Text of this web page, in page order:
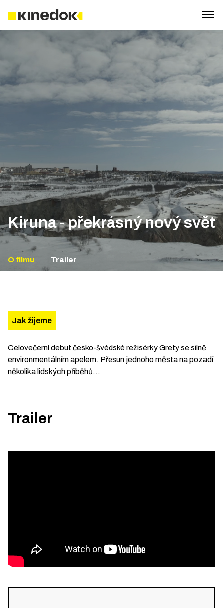
Kiruna - překrásný nový svět
O filmu Trailer
Jak žijeme
Celovečerní debut česko-švédské režisérky Grety se silně
environmentálním apelem. Přesun jednoho města na pozadí
několika lidských příběhů…
Trailer